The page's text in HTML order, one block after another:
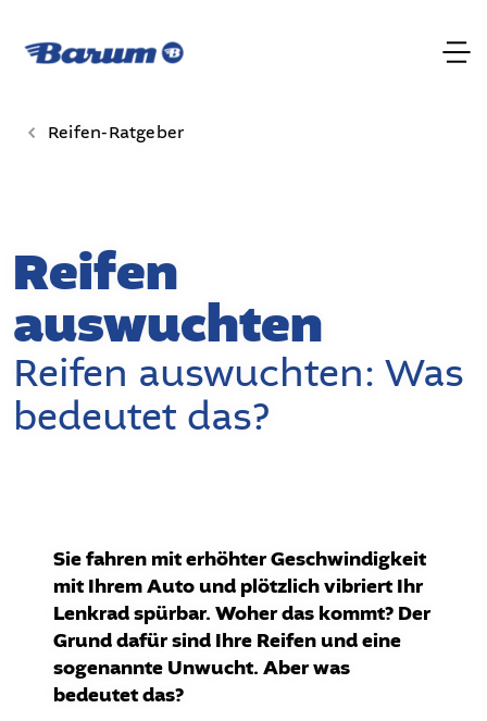
Reifen-Ratgeber
Reifen
auswuchten
Reifen auswuchten: Was
bedeutet das?
Sie fahren mit erhöhter Geschwindigkeit
mit Ihrem Auto und plötzlich vibriert Ihr
Lenkrad spürbar. Woher das kommt? Der
Grund dafür sind Ihre Reifen und eine
sogenannte Unwucht. Aber was
bedeutet das?